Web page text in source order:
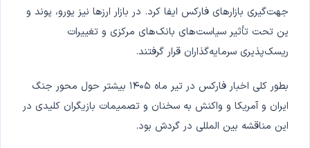
جهت‌گیری بازارهای فارکس ایفا کرد. در بازار ارزها نیز یورو، پوند و
ین تحت تأثیر سیاست‌های بانک‌های مرکزی و تغییرات
ریسک‌پذیری سرمایه‌گذاران قرار گرفتند.
بطور کلی اخبار فارکس در تیر ماه ۱۴۰۵ بیشتر حول محور جنگ
ایران و آمریکا و واکنش به سخنان و تصمیمات بازیگران کلیدی در
این مناقشه بین المللی در گردش بود.